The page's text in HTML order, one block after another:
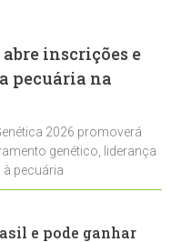
inscrições e
pecuária na
2026 promoverá
genético, liderança
pecuária
e pode ganhar